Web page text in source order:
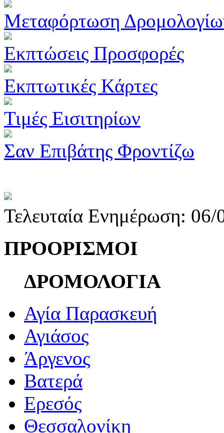
Μεταφόρτωση
Εκπτώσεις Προσφορές
Εκπτωτικές Κάρτες
Τιμές Εισιτηρίων
Σαν Επιβάτης Φροντίζω
Τελευταία Ενημέρωση:
ΠΡΟΟΡΙΣΜΟΙ
ΔΡΟΜΟΛΟΓΙΑ
Αγία Παρασκευή
Αγιάσος
Άργενος
Βατερά
Ερεσός
Θεσσαλονίκη